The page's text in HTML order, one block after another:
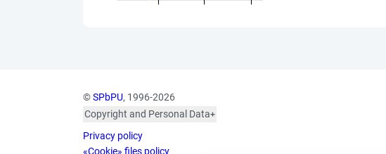
©SPbPU, 1996-2026
Copyright and Personal Data
published with the
consent of the individuals
Privacy policy
«Cookie» files policy